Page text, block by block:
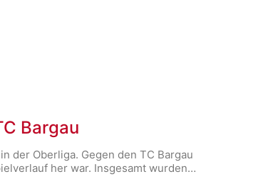
Bargau
der Oberliga. Gegen den TC Bargau
her war. Insgesamt wurden…